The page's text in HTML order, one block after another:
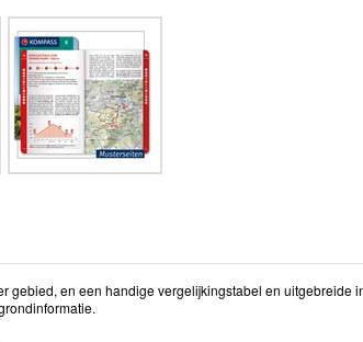
en een handige vergelijkingstabel en uitgebreide